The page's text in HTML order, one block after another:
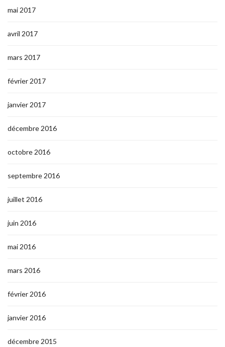
mai 2017
avril 2017
mars 2017
février 2017
janvier 2017
décembre 2016
octobre 2016
septembre 2016
juillet 2016
juin 2016
mai 2016
mars 2016
février 2016
janvier 2016
décembre 2015